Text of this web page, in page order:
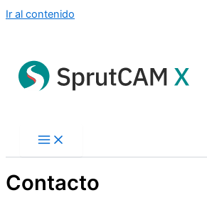
Ir al contenido
Contacto